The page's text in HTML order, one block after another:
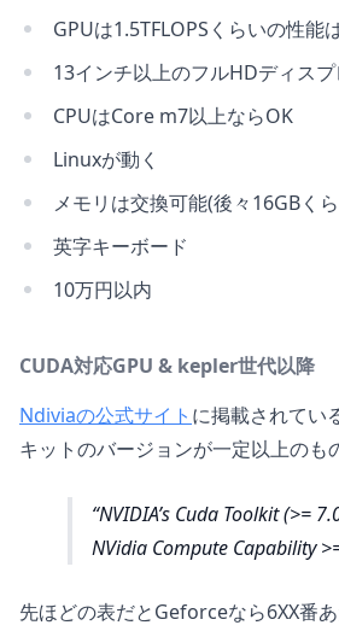
GPUは1.5TFLOPSくらいの性能
13インチ以上のフルHDディスプ
CPUはCore m7以上ならOK
Linuxが動く
メモリは交換可能(後々16GBく
英字キーボード
10万円以内
CUDA対応GPU & kepler世代以降
Ndiviaの公式サイト に掲載されてい
キットのバージョンが一定以上のも
NVIDIA’s Cuda Toolkit (>=
NVidia Compute Capability
先ほどの表だとGeforceなら6XX番